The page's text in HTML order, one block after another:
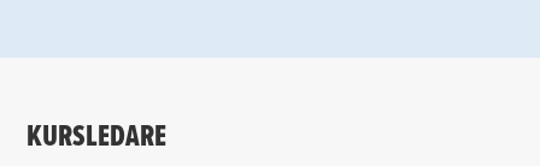
KURSLEDARE